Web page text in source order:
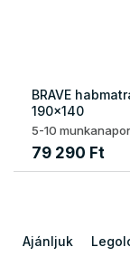
BRAVE
190x140
5-10
79 290 Ft
eAjánljuk